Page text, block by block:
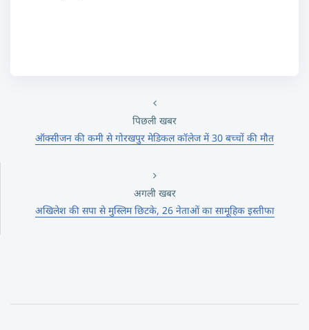
पिछली खबर
ऑक्सीजन की कमी से गोरखपुर मेडिकल कॉलेज में 30 बच्चों की मौत
अगली खबर
अखिलेश की सपा से मुस्लिम छिटके, 26 नेताओं का सामूहिक इस्तीफा